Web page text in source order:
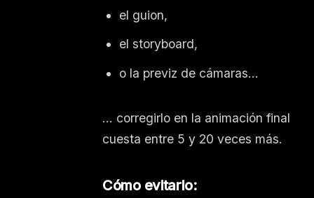
el guion,
el storyboard,
o la previz de cámaras…
… corregirlo en la animación final
cuesta entre 5 y 20 veces más.
Cómo evitarlo: